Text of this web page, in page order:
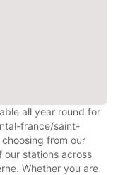
all year round for
france/saint-
from our
our stations across
Whether you are